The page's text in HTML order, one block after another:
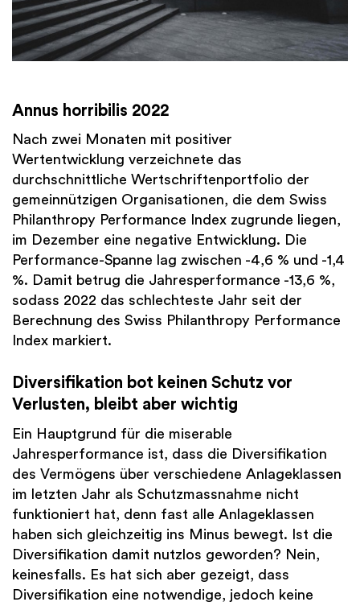
Annus horribilis 2022
Nach zwei Monaten mit positiver
Wertentwicklung verzeichnete das
durchschnittliche Wertschriftenportfolio der
gemeinnützigen Organisationen, die dem Swiss
Philanthropy Performance Index zugrunde liegen,
im Dezember eine negative Entwicklung. Die
Performance-Spanne lag zwischen -4,6 % und -1,4
%. Damit betrug die Jahresperformance -13,6 %,
sodass 2022 das schlechteste Jahr seit der
Berechnung des Swiss Philanthropy Performance
Index markiert.
Diversifikation bot keinen Schutz vor
Verlusten, bleibt aber wichtig
Ein Hauptgrund für die miserable
Jahresperformance ist, dass die Diversifikation
des Vermögens über verschiedene Anlageklassen
im letzten Jahr als Schutzmassnahme nicht
funktioniert hat, denn fast alle Anlageklassen
haben sich gleichzeitig ins Minus bewegt. Ist die
Diversifikation damit nutzlos geworden? Nein,
keinesfalls. Es hat sich aber gezeigt, dass
Diversifikation eine notwendige, jedoch keine